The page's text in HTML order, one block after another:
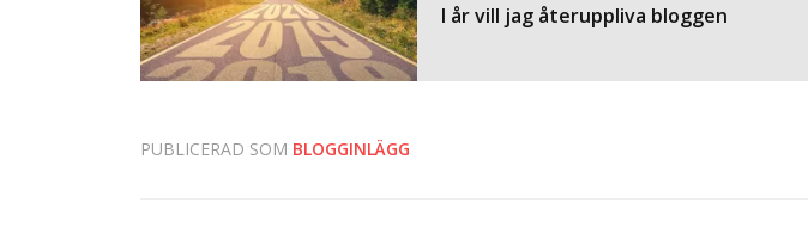
I år vill jag återuppliva bloggen
PUBLICERAD SOM BLOGGINLÄGG